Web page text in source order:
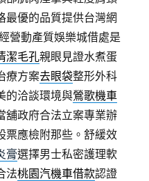
最優的品質提供台灣網
營動產質娛樂城借處是
潔毛孔親眼見證水煮蛋
療方案去眼袋整形外科
的洽談環境與鶯歌機車
舖政府合法立案專業辦
票應檢附那些。舒緩效
膏選擇男士私密護理軟
法桃園汽機車借款認證